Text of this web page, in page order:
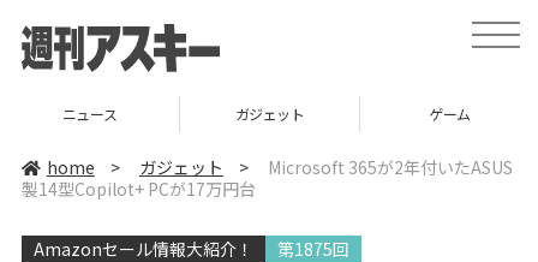
t
o
v
ニュース ガジェット ゲーム
home > ガジェット >
Microsoft 365が2年付いたASUS
製14型Copilot+ PCが17万円台
Amazonセール情報大紹介！ 第1875回